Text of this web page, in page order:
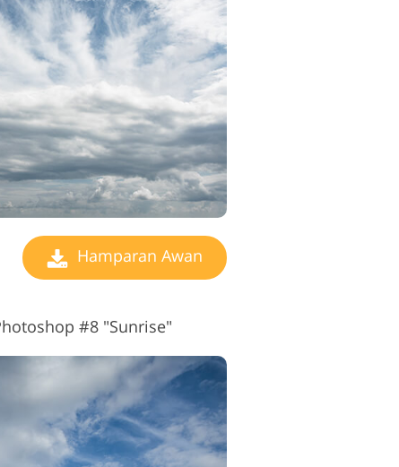
Hamparan Awan
#8 "Sunrise"